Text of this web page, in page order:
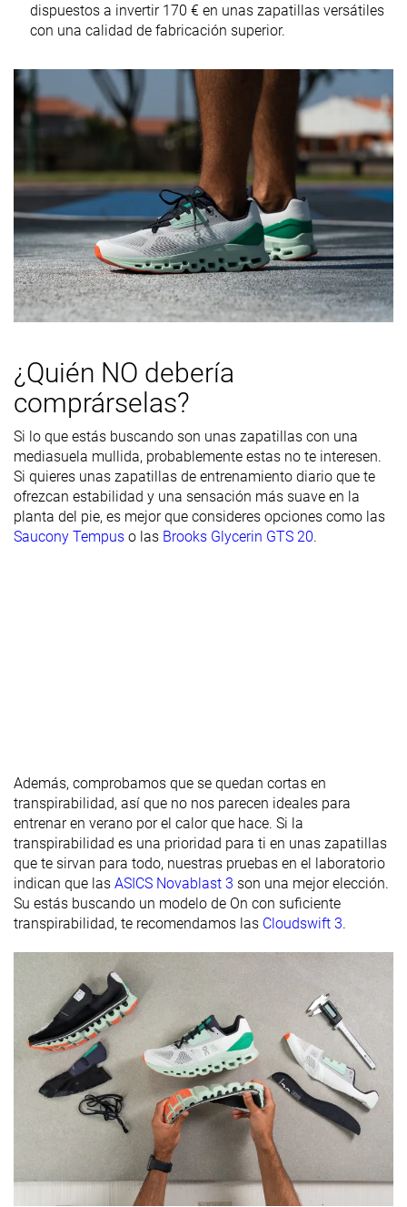
Diferencia de
la rigidez de la
en frío
Pequeña Grande Normal
Durabilidad
de la parte
Mala Decente Buena
Durabilidad
del acolchado
del talón
Baja Media Alta
Durabilidad
de la suela
exterior
Decente Decente Buena
TranspirabilidadMedia Media Media
Anchura /
ajuste
Media Media
Anchura de la
parte
delantera
Ancha
Flexibilidad - Moderada
Rigidez
torsional
Moderadas Moderadas Rígidas
marca
Anchuras
disponibles
Estándar Estándar
Orthotic
friendly
✓ ✓ ✓
Estación
Todas las
Todas las
Todas las
Removable
✓
Clasificación #388 36% inferior #219 41% inferior #241
Popularidad #432 29% inferior #177 Top 48% #165 Top 45%
dispuestos a invertir 170 € en unas zapatillas versátiles
con una calidad de fabricación superior.
¿Quién NO debería
comprárselas?
Si lo que estás buscando son unas zapatillas con una
mediasuela mullida, probablemente estas no te interesen.
Si quieres unas zapatillas de entrenamiento diario que te
ofrezcan estabilidad y una sensación más suave en la
planta del pie, es mejor que consideres opciones como las
Saucony Tempus o las Brooks Glycerin GTS 20.
Además, comprobamos que se quedan cortas en
transpirabilidad, así que no nos parecen ideales para
entrenar en verano por el calor que hace. Si la
transpirabilidad es una prioridad para ti en unas zapatillas
que te sirvan para todo, nuestras pruebas en el laboratorio
indican que las ASICS Novablast 3 son una mejor elección.
Su estás buscando un modelo de On con suficiente
transpirabilidad, te recomendamos las Cloudswift 3.